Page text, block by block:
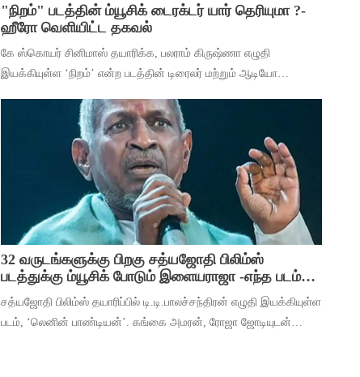
"நிறம்" படத்தின் ம்யூசிக் டைரக்டர் யார் தெரியுமா ?-
ஹீரோ வெளியிட்ட தகவல்
கே ஸ்கொயர் சினிமாஸ் தயாரிக்க, பலராம் கிருஷ்ணா எழுதி
இயக்கியுள்ள ‘நிறம்’ என்ற படத்தின் டிரைலர் மற்றும் ஆடியோ
பிரவஸ்தி, டான்ஸ் மாஸ்டர் சாய்
32 வருடங்களுக்கு பிறகு சத்யஜோதி பிலிம்ஸ்
படத்துக்கு ம்யூசிக் போடும் இளையராஜா -எந்த படம்
தெரியுமா ?
சத்யஜோதி பிலிம்ஸ் தயாரிப்பில் டி.டி.பாலச்சந்திரன் எழுதி இயக்கியுள்ள
படம், ‘லெனின் பாண்டியன்’. கங்கை அமரன், ரோஜா ஜோடியுடன்